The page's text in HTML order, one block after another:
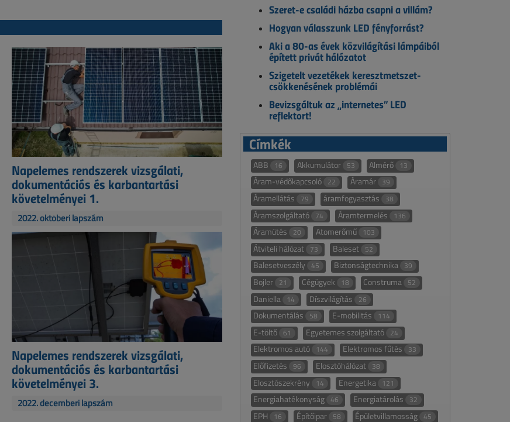
Napelemes rendszerek vizsgálati,
dokumentációs és karbantartási
követelményei 1.
2022. októberi lapszám
Napelemes rendszerek vizsgálati,
dokumentációs és karbantartási
követelményei 3.
2022. decemberi lapszám
Szeret-e családi házba csapni a villám?
Hogyan válasszunk LED fényforrást?
Aki a 80-as évek közvilágítási lámpáiból
épített privát hálózatot
Szigetelt vezetékek keresztmetszet-
csökkenésének problémái
Bevizsgáltuk az „internetes” LED
reflektort!
Címkék
ABB 16 Akkumulátor 53 Almérő 13
Áram-védőkapcsoló 22 Áramár 39
Áramellátás 79 áramfogyasztás 38
Áramszolgáltató 74 Áramtermelés 136
Áramütés 20 Atomerőmű 103
Átviteli hálózat 73 Baleset 52
Balesetveszély 45 Biztonságtechnika 39
Bojler 21 Cégügyek 18 Construma 52
Daniella 14 Díszvilágítás 26
Dokumentálás 58 E-mobilitás 114
E-töltő 61 Egyetemes szolgáltató 24
Elektromos autó 144 Elektromos fűtés 33
Előfizetés 96 Elosztóhálózat 38
Elosztószekrény 14 Energetika 121
Energiahatékonyság 46 Energiatárolás 32
EPH 16 Építőipar 58 Épületvillamosság 45